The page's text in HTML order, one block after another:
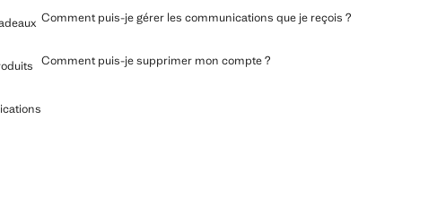
Comment puis-je gérer les communications que je reçois ?
Comment puis-je supprimer mon compte ?